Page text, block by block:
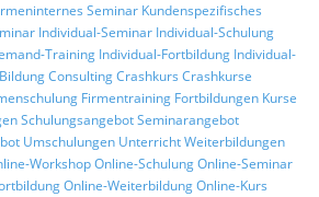
Seminar Kundenspezifisches
Individual-Seminar Individual-Schulung
Training Individual-Fortbildung Individual-
BildungConsultingCrashkurs Crashkurse
Firmentraining Fortbildungen Kurse
SchulungsangebotSeminarangebot
Umschulungen UnterrichtWeiterbildungen
WorkshopOnline-SchulungOnline-Seminar
Online-WeiterbildungOnline-Kurs